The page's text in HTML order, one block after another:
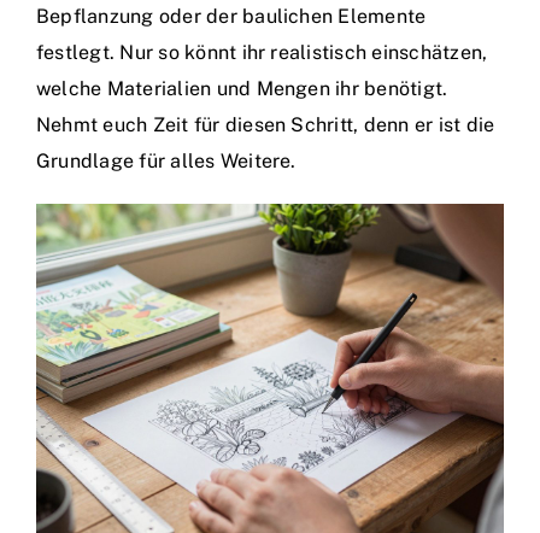
Bepflanzung oder der baulichen Elemente
festlegt. Nur so könnt ihr realistisch einschätzen,
welche Materialien und Mengen ihr benötigt.
Nehmt euch Zeit für diesen Schritt, denn er ist die
Grundlage für alles Weitere.